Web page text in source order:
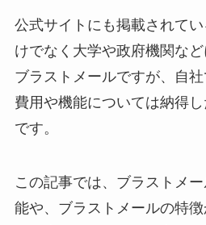
公式サイトにも掲載されて
けでなく大学や政府機関な
ブラストメールですが、自社
費用や機能については納得
です。
この記事では、ブラストメ
能や、ブラストメールの特徴